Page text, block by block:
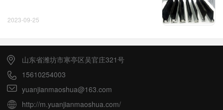
2023-09-25
山东省潍坊市寒亭区吴官庄321号
15610254003
yuanjianmaoshua@163.com
http://m.yuanjianmaoshua.com/